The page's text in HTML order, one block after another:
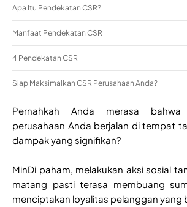
Apa Itu Pendekatan CSR?
Manfaat Pendekatan CSR
4 Pendekatan CSR
Siap Maksimalkan CSR Perusahaan Anda?
Pernahkah Anda merasa
perusahaan Anda berjalan di tempat
dampak yang signifikan?
MinDi paham, melakukan aksi sosial
matang pasti terasa membuang
menciptakan loyalitas pelanggan yang